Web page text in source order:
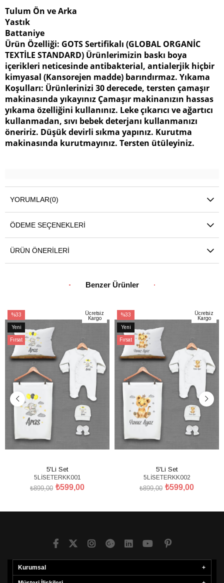
Tulum Ön ve Arka
Yastık
Battaniye
Ürün Özelliği: GOTS Sertifikalı (GLOBAL ORGANİC
TEXTİLE STANDARD) Ürünlerimizin baskı boya
içerikleri neticesinde antibakterial, antialerjik hiçbir
kimyasal (Kansorejen madde) barındırmaz. Yıkama
Koşulları: Ürünlerinizi 30 derecede, tersten çamaşır
makinasında yıkayınız Çamaşır makinanızın hassas
yıkama özelliğini kullanınız. Leke çıkarıcı ve ağartıcı
kullanmadan, sıvı bebek deterjanı kullanmanızı
öneririz. Düşük devirli sıkma yapınız. Kurutma
makinasında kurutmayınız. Tersten ütüleyiniz.
YORUMLAR(0)
ÖDEME SEÇENEKLERI
ÜRÜN ÖNERILERI
Benzer Ürünler
%33
İndirim
%33İndirim
Yeni
Ürün
Fırsat
Ürünü
Ücretsiz
Kargo
5'Li Set
5LİSETERKK001
₺599,00
₺899,00
%33
İndirim
%33İndirim
Yeni
Ürün
Fırsat
Ürünü
Ücretsiz
Kargo
5'Li Set
5LİSETERKK002
₺599,00
₺899,00
Kurumsal